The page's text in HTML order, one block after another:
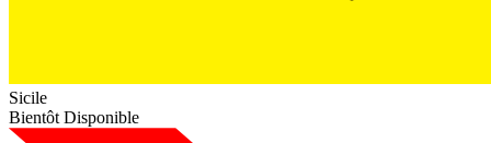
Sicile
Bientôt Disponible